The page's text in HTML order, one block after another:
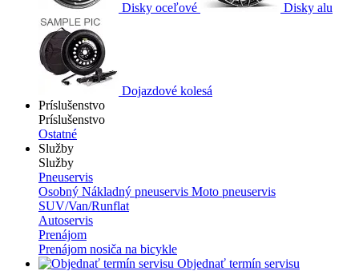
Disky oceľové Disky alu
Dojazdové kolesá
Príslušenstvo
Príslušenstvo
Ostatné
Služby
Služby
Pneuservis
Osobný Nákladný pneuservis Moto pneuservis
SUV/Van/Runflat
Autoservis
Prenájom
Prenájom nosiča na bicykle
Objednať termín servisu